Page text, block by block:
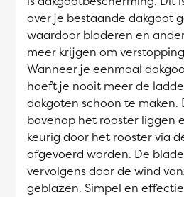
over je bestaande dakgoot
waardoor bladeren en
meer krijgen om
Wanneer je eenmaal
hoeft je nooit meer de
dakgoten schoon te maken.
bovenop het rooster liggen
keurig door het rooster via
afgevoerd worden. De
vervolgens door de wind
geblazen. Simpel en